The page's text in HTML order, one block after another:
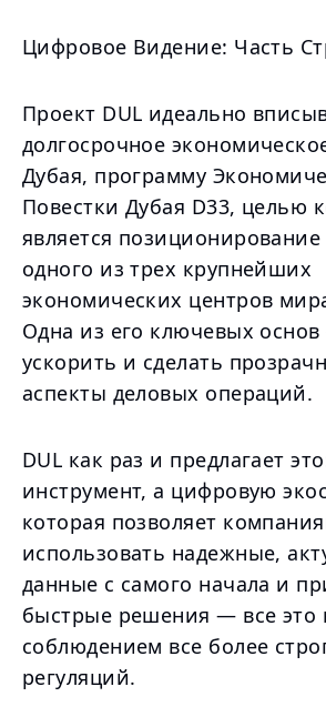
Цифровое Видение: Часть
Проект DUL идеально
долгосрочное
Дубая, программу
Повестки Дубая D33, целью
является позиционирование
одного из трех крупнейших
экономических центров
Одна из его ключевых
ускорить и сделать
аспекты деловых операций.
DUL как раз и предлагает
инструмент, а цифровую
которая позволяет
использовать надежные,
данные с самого начала и
быстрые решения — все это
соблюдением все более
регуляций.